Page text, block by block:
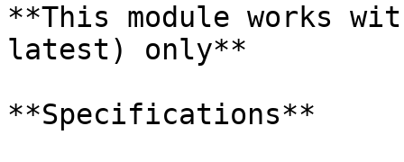
**This module works
latest) only**
**Specifications**